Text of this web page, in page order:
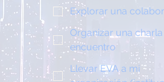
Explorar una
Organizar una
encuentro
Llevar EVA a mi